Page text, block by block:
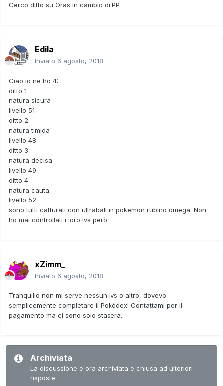
Cerco ditto su Oras in cambio di PP
Edila
Inviato 6 agosto, 2018
Ciao io ne ho 4:
ditto 1
natura sicura
livello 51
ditto 2
natura timida
livello 48
ditto 3
natura decisa
livello 49
ditto 4
natura cauta
livello 52
sono tutti catturati con ultraball in pokemon rubino omega. Non
ho mai controllati i loro ivs però.
xZimm_
Inviato 6 agosto, 2018
Tranquillo non mi serve nessun ivs o altro, dovevo
semplicemente completare il Pokédex! Contattami per il
pagamento ma ci sono solo stasera..
Archiviata
La discussione è ora archiviata e chiusa ad ulteriori
risposte.